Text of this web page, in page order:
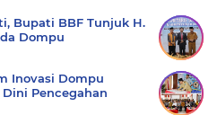
Bupati BBF Tunjuk H.
Dompu
Inovasi Dompu
Pencegahan